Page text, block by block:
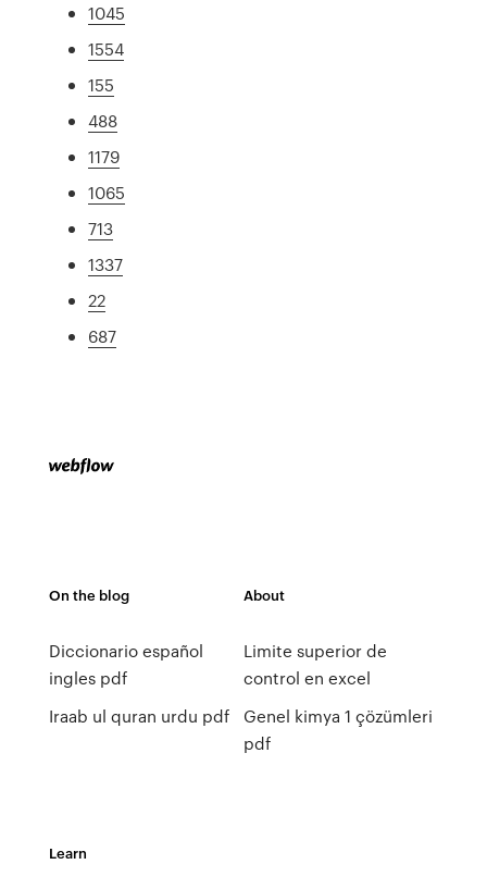
1045
1554
155
488
1179
1065
713
1337
22
687
On the blog
Diccionario español
ingles pdf
Iraab ul quran urdu pdf
About
Limite superior de
control en excel
Genel kimya 1 çözümleri
pdf
Learn